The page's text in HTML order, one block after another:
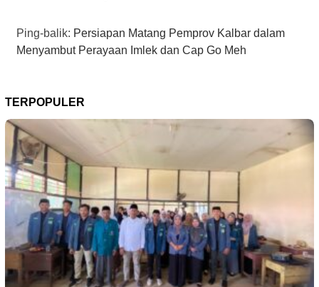
Ping-balik: Persiapan Matang Pemprov Kalbar dalam
Menyambut Perayaan Imlek dan Cap Go Meh
TERPOPULER